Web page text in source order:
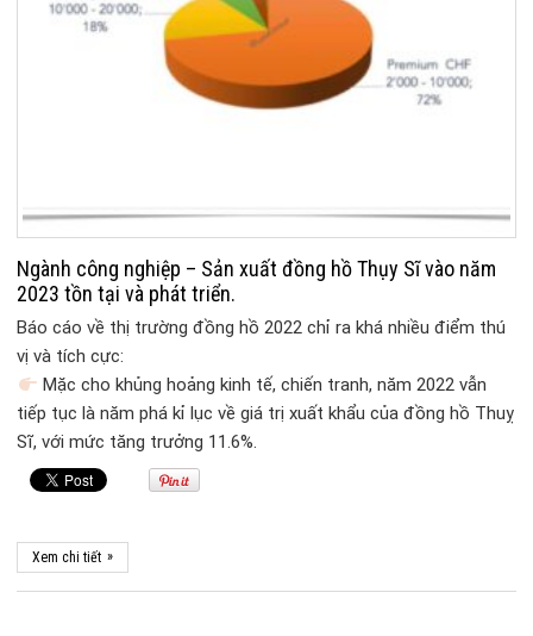
Ngành công nghiệp – Sản xuất đồng hồ Thụy Sĩ vào năm
2023 tồn tại và phát triển.
Báo cáo về thị trường đồng hồ 2022 chỉ ra khá nhiều điểm thú
vị và tích cực:
Mặc cho khủng hoảng kinh tế, chiến tranh, năm 2022 vẫn
tiếp tục là năm phá kỉ lục về giá trị xuất khẩu của đồng hồ Thuỵ
Sĩ, với mức tăng trưởng 11.6%.
Xem chi tiết »